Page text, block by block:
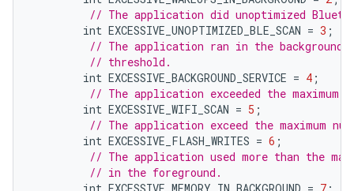
// The application did unoptimized
int EXCESSIVE_UNOPTIMIZED_BLE_SCAN = 3 ;
// The application ran in the
// threshold.
int EXCESSIVE_BACKGROUND_SERVICE = 4 ;
// The application exceeded the maximum
int EXCESSIVE_WIFI_SCAN = 5 ;
// The application exceed the maximum
int EXCESSIVE_FLASH_WRITES = 6 ;
// The application used more than the
// in the foreground.